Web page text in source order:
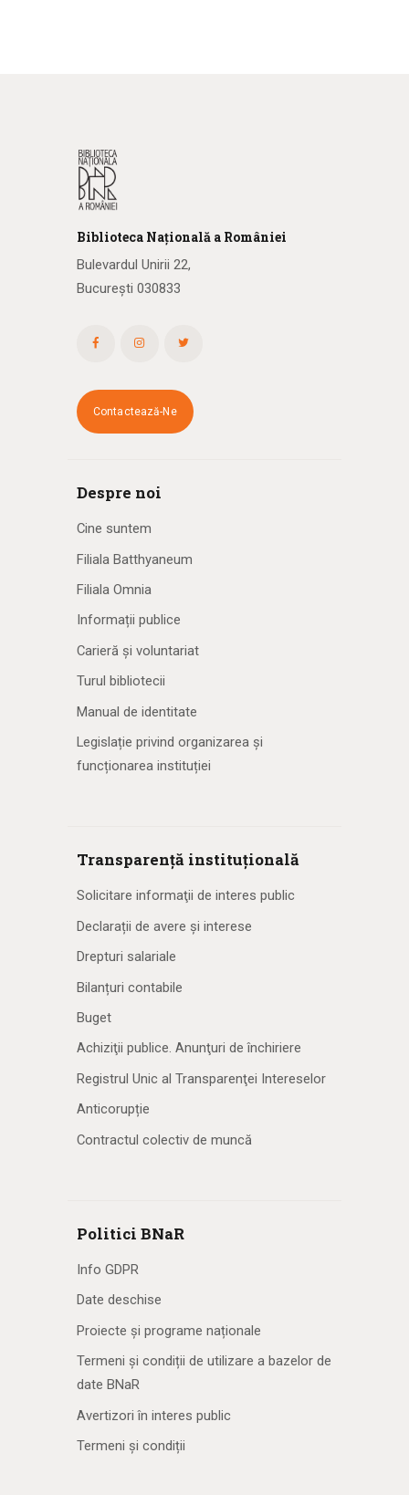
Biblioteca Națională a României
Bulevardul Unirii 22,
București 030833
Contactează-Ne
Despre noi
Cine suntem
Filiala Batthyaneum
Filiala Omnia
Informații publice
Carieră și voluntariat
Turul bibliotecii
Manual de identitate
Legislație privind organizarea și
funcționarea instituției
Transparență instituțională
Solicitare informaţii de interes public
Declarații de avere și interese
Drepturi salariale
Bilanțuri contabile
Buget
Achiziţii publice. Anunţuri de închiriere
Registrul Unic al Transparenţei Intereselor
Anticorupție
Contractul colectiv de muncă
Politici BNaR
Info GDPR
Date deschise
Proiecte și programe naționale
Termeni și condiții de utilizare a bazelor de
date BNaR
Avertizori în interes public
Termeni și condiții